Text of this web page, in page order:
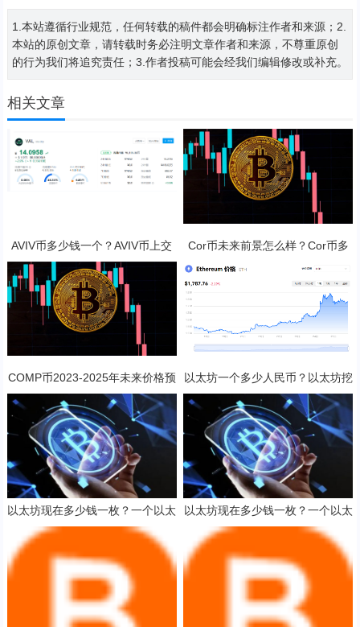
1.本站遵循行业规范，任何转载的稿件都会明确标注作者和来源；2.
本站的原创文章，请转载时务必注明文章作者和来源，不尊重原创
的行为我们将追究责任；3.作者投稿可能会经我们编辑修改或补充。
相关文章
AVIV币多少钱一个？AVIV币上交
易所了吗？
Cor币未来前景怎么样？Cor币多
COMP币2023-2025年未来价格预
测 对长线持有是否值得？
以太坊一个多少人民币？以太坊挖
矿一天收益多少？
以太坊现在多少钱一枚？一个以太
坊币值多少人民币？
以太坊现在多少钱一枚？一个以太
坊币值多少人民币？